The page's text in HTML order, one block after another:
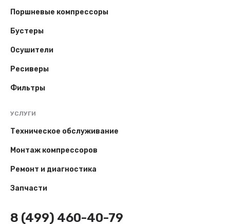
Поршневые компрессоры
Бустеры
Осушители
Ресиверы
Фильтры
УСЛУГИ
Техническое обслуживание
Монтаж компрессоров
Ремонт и диагностика
Запчасти
8 (499) 460-40-79